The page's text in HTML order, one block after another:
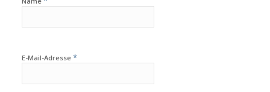
E-Mail-Adresse *